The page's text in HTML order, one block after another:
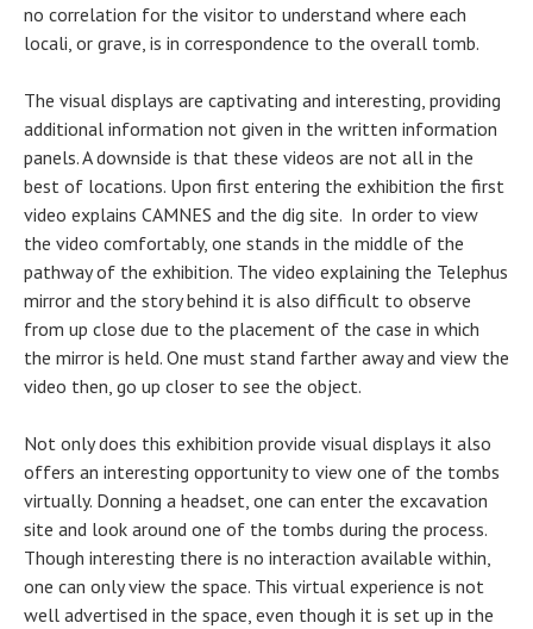
no correlation for the visitor to understand where each
locali, or grave, is in correspondence to the overall tomb.
The visual displays are captivating and interesting, providing
additional information not given in the written information
panels. A downside is that these videos are not all in the
best of locations. Upon first entering the exhibition the first
video explains CAMNES and the dig site. In order to view
the video comfortably, one stands in the middle of the
pathway of the exhibition. The video explaining the Telephus
mirror and the story behind it is also difficult to observe
from up close due to the placement of the case in which
the mirror is held. One must stand farther away and view the
video then, go up closer to see the object.
Not only does this exhibition provide visual displays it also
offers an interesting opportunity to view one of the tombs
virtually. Donning a headset, one can enter the excavation
site and look around one of the tombs during the process.
Though interesting there is no interaction available within,
one can only view the space. This virtual experience is not
well advertised in the space, even though it is set up in the